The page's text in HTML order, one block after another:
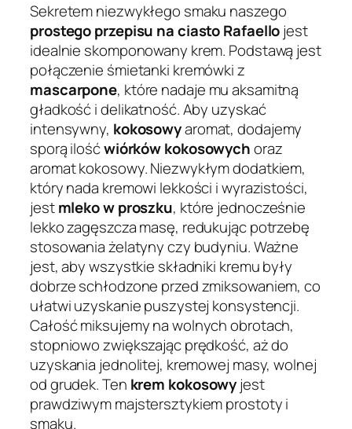
Sekretem niezwykłego smaku naszego
prostego przepisu na ciasto Rafaellojest
idealnie skomponowany krem. Podstawą jest
połączenie śmietanki kremówki z
mascarpone, które nadaje mu aksamitną
gładkość i delikatność. Aby uzyskać
intensywny, kokosowyaromat, dodajemy
sporą ilośćwiórków kokosowychoraz
aromat kokosowy. Niezwykłym dodatkiem,
który nada kremowi lekkości i wyrazistości,
jestmleko w proszku, które jednocześnie
lekko zagęszcza masę, redukując potrzebę
stosowania żelatyny czy budyniu. Ważne
jest, aby wszystkie składniki kremu były
dobrze schłodzone przed zmiksowaniem, co
ułatwi uzyskanie puszystej konsystencji.
Całość miksujemy na wolnych obrotach,
stopniowo zwiększając prędkość, aż do
uzyskania jednolitej, kremowej masy, wolnej
od grudek. Ten krem kokosowyjest
prawdziwym majstersztykiem prostoty i
smaku.